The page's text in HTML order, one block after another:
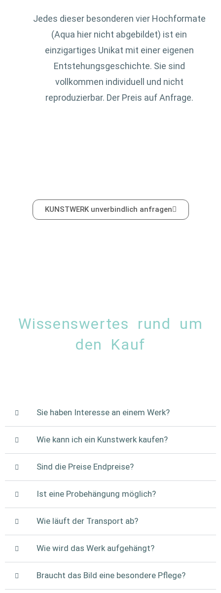
Jedes dieser besonderen vier Hochformate
(Aqua hier nicht abgebildet) ist ein
einzigartiges Unikat mit einer eigenen
Entstehungsgeschichte. Sie sind
vollkommen individuell und nicht
reproduzierbar. Der Preis auf Anfrage.
KUNSTWERK unverbindlich anfragen
Wissenswertes rund um
den Kauf
Sie haben Interesse an einem Werk?
Wie kann ich ein Kunstwerk kaufen?
Sind die Preise Endpreise?
Ist eine Probehängung möglich?
Wie läuft der Transport ab?
Wie wird das Werk aufgehängt?
Braucht das Bild eine besondere Pflege?